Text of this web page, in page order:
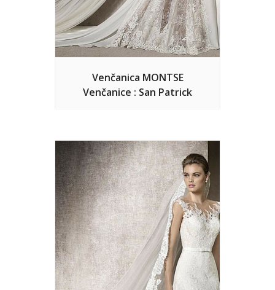
Venčanica MONTSE
Venčanice : San Patrick